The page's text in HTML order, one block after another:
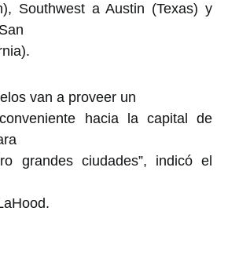
Southwest a Austin (Texas) y
van a proveer un
hacia la capital de
grandes ciudades”, indicó el